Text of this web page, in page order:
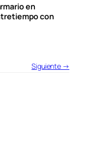
en
con
Siguiente →